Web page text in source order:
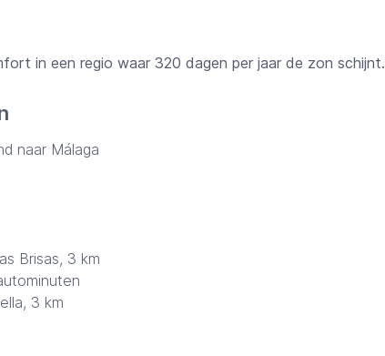
in een regio waar 320 dagen per jaar de zon schijnt.
naar Málaga
Brisas, 3 km
3 km